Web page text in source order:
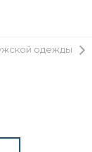
одежды